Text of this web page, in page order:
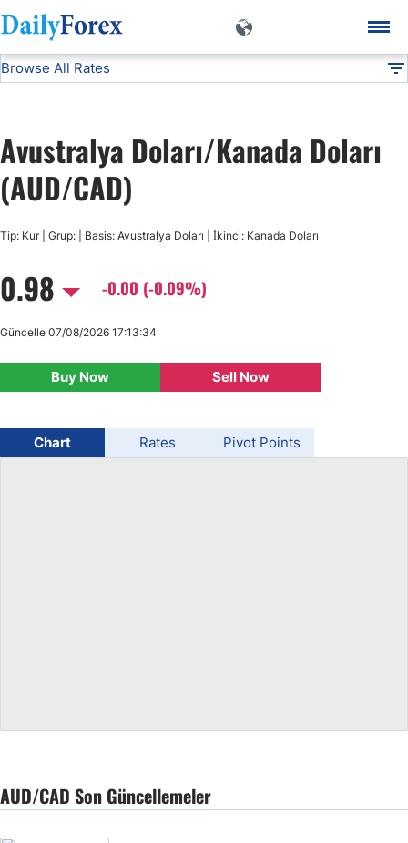
DF Currencies AUD/CAD
Browse All Rates
USD/CHF
USD/CAD
AUD/USD
Avustralya Doları/Kanada Doları
(AUD/CAD)
Tip: Kur | Grup: | Basis: Avustralya Doları | İkinci: Kanada Doları
0.98 -0.00 (-0.09%)
Buy Now Sell Now
Güncelle 07/08/2026 17:13:34
Chart Rates Pivot Points
AUD/CAD Son Güncellemeler